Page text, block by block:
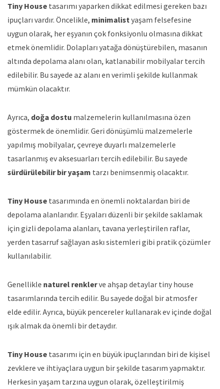
Tiny House tasarımı yaparken dikkat edilmesi gereken bazı
ipuçları vardır. Öncelikle, minimalist yaşam felsefesine
uygun olarak, her eşyanın çok fonksiyonlu olmasına dikkat
etmek önemlidir. Dolapları yatağa dönüştürebilen, masanın
altında depolama alanı olan, katlanabilir mobilyalar tercih
edilebilir. Bu sayede az alanı en verimli şekilde kullanmak
mümkün olacaktır.
Ayrıca, doğa dostu malzemelerin kullanılmasına özen
göstermek de önemlidir. Geri dönüşümlü malzemelerle
yapılmış mobilyalar, çevreye duyarlı malzemelerle
tasarlanmış ev aksesuarları tercih edilebilir. Bu sayede
sürdürülebilir bir yaşam tarzı benimsenmiş olacaktır.
Tiny House tasarımında en önemli noktalardan biri de
depolama alanlarıdır. Eşyaları düzenli bir şekilde saklamak
için gizli depolama alanları, tavana yerleştirilen raflar,
yerden tasarruf sağlayan askı sistemleri gibi pratik çözümler
kullanılabilir.
Genellikle naturel renklerve ahşap detaylar tiny house
tasarımlarında tercih edilir. Bu sayede doğal bir atmosfer
elde edilir. Ayrıca, büyük pencereler kullanarak ev içinde doğal
ışık almak da önemli bir detaydır.
Tiny House tasarımı için en büyük ipuçlarından biri de kişisel
zevklere ve ihtiyaçlara uygun bir şekilde tasarım yapmaktır.
Herkesin yaşam tarzına uygun olarak, özelleştirilmiş